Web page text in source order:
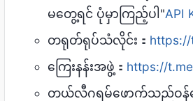
မတွေ့ရင် ပုံမှာကြည့်ပါ"API
တရုတ်ရုပ်သံလိုင်း： https://
ကြေးနန်းအဖွဲ့： https://
တယ်လီဂရမ်ဖောက်သည်ဝန်ဆ